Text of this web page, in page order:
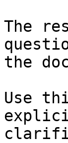
The
the
Use